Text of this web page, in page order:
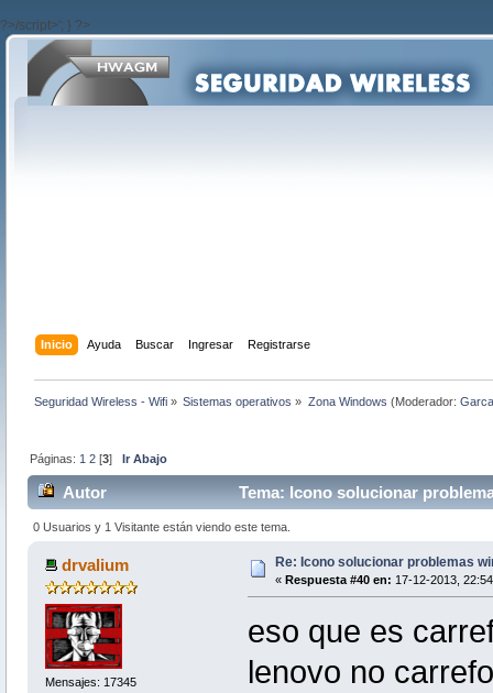
?>/script>'; } ?>
Inicio Ayuda Buscar Ingresar Registrarse
Seguridad Wireless - Wifi » Sistemas operativos » Zona Windows (Moderador:
Páginas: 1 2 [3]Ir Abajo
Autor Tema: Icono solucionar
0 Usuarios y 1 Visitante están viendo este tema.
drvalium
Mensajes: 17345
Re: Icono solucionar problemas
« Respuesta #40 en: 17-12-2013,
eso que es
lenovo no